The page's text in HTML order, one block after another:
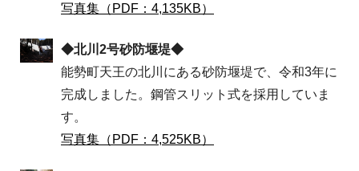
写真集（PDF：4,135KB）
◆北川2号砂防堰堤◆
能勢町天王の北川にある砂防堰堤で、令和3年に
完成しました。鋼管スリット式を採用していま
す。
写真集（PDF：4,525KB）